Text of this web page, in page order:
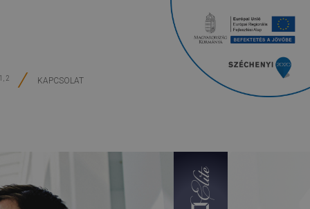
1, 2 KAPCSOLAT